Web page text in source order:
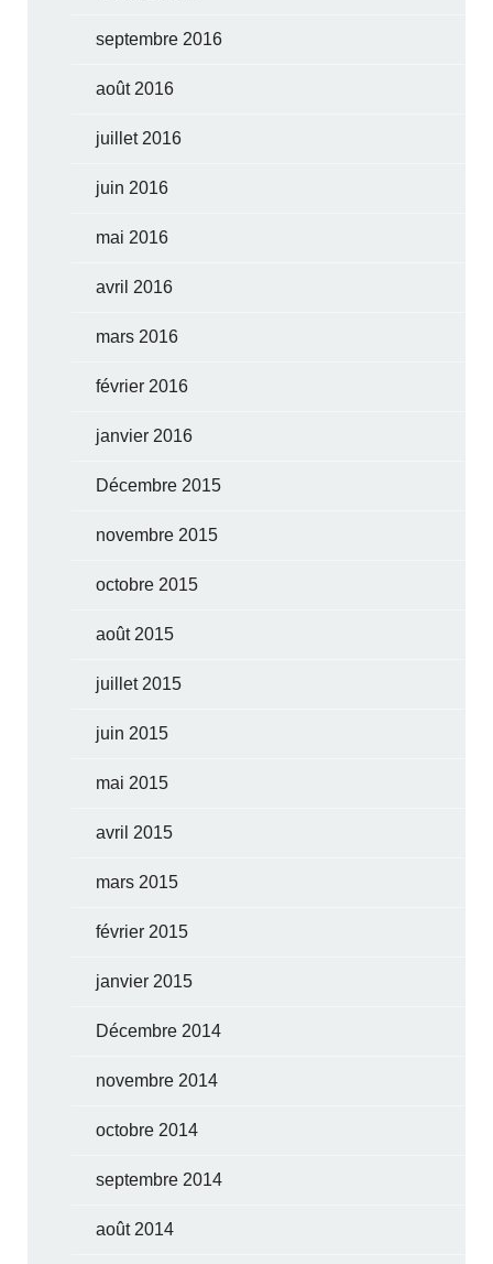
septembre 2016
août 2016
juillet 2016
juin 2016
mai 2016
avril 2016
mars 2016
février 2016
janvier 2016
Décembre 2015
novembre 2015
octobre 2015
août 2015
juillet 2015
juin 2015
mai 2015
avril 2015
mars 2015
février 2015
janvier 2015
Décembre 2014
novembre 2014
octobre 2014
septembre 2014
août 2014